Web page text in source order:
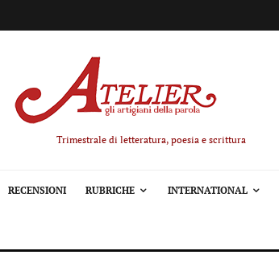
Trimestrale di letteratura, poesia e scrittura
RECENSIONI RUBRICHE INTERNATIONAL